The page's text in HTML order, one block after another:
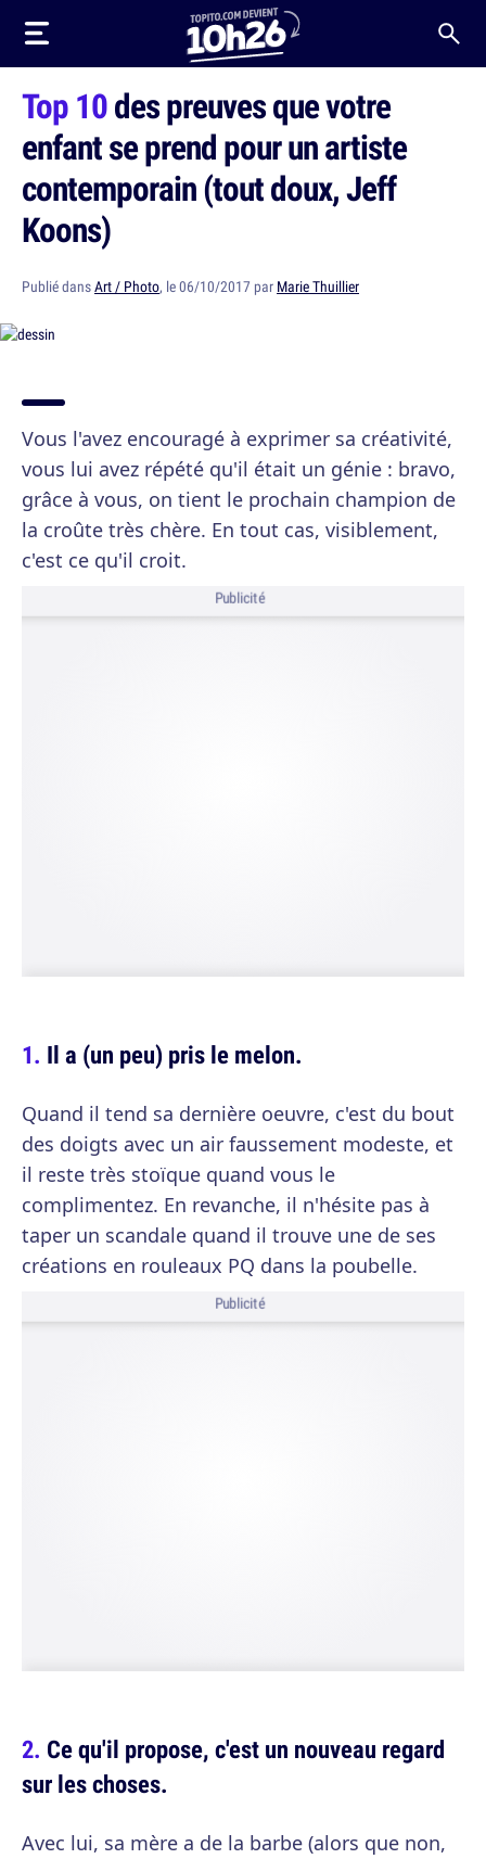
Top 10des preuves que votre
enfant se prend pour un artiste
contemporain (tout doux, Jeff
Koons)
Publié dansArt / Photo, le 06/10/2017 par Marie Thuillier
Vous l'avez encouragé à exprimer sa créativité,
vous lui avez répété qu'il était un génie : bravo,
grâce à vous, on tient le prochain champion de
la croûte très chère. En tout cas, visiblement,
c'est ce qu'il croit.
Publicité
Il a (un peu) pris le melon.
Quand il tend sa dernière oeuvre, c'est du bout
des doigts avec un air faussement modeste, et
il reste très stoïque quand vous le
complimentez. En revanche, il n'hésite pas à
taper un scandale quand il trouve une de ses
créations en rouleaux PQ dans la poubelle.
Publicité
Ce qu'il propose, c'est un nouveau regard
sur les choses.
Avec lui, sa mère a de la barbe (alors que non,